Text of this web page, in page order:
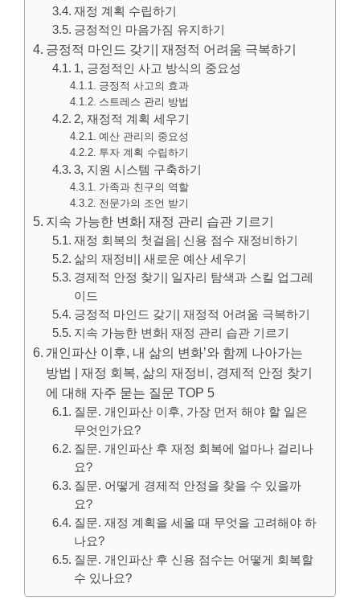
재정 계획 수립하기
긍정적인 마음가짐 유지하기
긍정적 마인드 갖기| 재정적 어려움 극복하기
1, 긍정적인 사고 방식의 중요성
긍정적 사고의 효과
스트레스 관리 방법
2, 재정적 계획 세우기
예산 관리의 중요성
투자 계획 수립하기
3, 지원 시스템 구축하기
가족과 친구의 역할
전문가의 조언 받기
지속 가능한 변화| 재정 관리 습관 기르기
재정 회복의 첫걸음| 신용 점수 재정비하기
삶의 재정비| 새로운 예산 세우기
경제적 안정 찾기| 일자리 탐색과 스킬 업그레
이드
긍정적 마인드 갖기| 재정적 어려움 극복하기
지속 가능한 변화| 재정 관리 습관 기르기
개인파산 이후, 내 삶의 변화’와 함께 나아가는
방법 | 재정 회복, 삶의 재정비, 경제적 안정 찾기
에 대해 자주 묻는 질문 TOP 5
질문. 개인파산 이후, 가장 먼저 해야 할 일은
무엇인가요?
질문. 개인파산 후 재정 회복에 얼마나 걸리나
요?
질문. 어떻게 경제적 안정을 찾을 수 있을까
요?
질문. 재정 계획을 세울 때 무엇을 고려해야 하
나요?
질문. 개인파산 후 신용 점수는 어떻게 회복할
수 있나요?